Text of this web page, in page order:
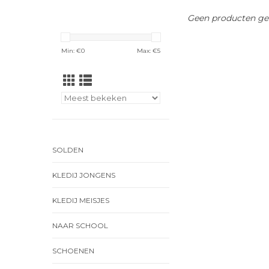
Min: €0 Max: €5
SOLDEN
KLEDIJ JONGENS
KLEDIJ MEISJES
NAAR SCHOOL
SCHOENEN
Geen producten